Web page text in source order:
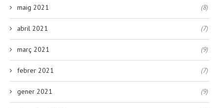
maig 2021 (8)
abril 2021 (7)
març 2021 (9)
febrer 2021 (7)
gener 2021 (9)